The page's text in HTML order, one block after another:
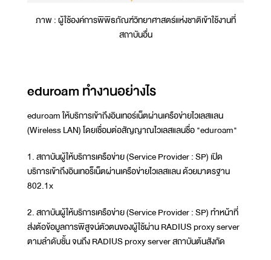
ภาพ : ผู้ใช้องค์การพิพิธภัณฑ์วิทยาศาสตร์แห่งชาติเข้าใช้งานที่
สถาบันอื่น
eduroam ทำงานอย่างไร
eduroam ให้บริการเข้าถึงอินเทอร์เน็ตผ่านเครือข่ายไวเลสแลน
(Wireless LAN) โดยเชื่อมต่อสัญญาณไวเลสแลนชื่อ "eduroam"
1. สถาบันผู้ให้บริการเครือข่าย (Service Provider : SP) เปิด
บริการเข้าถึงอินเทอร็เน็ตผ่านเครือข่ายไวเลสแลน ด้วยมาตรฐาน
802.1x
2. สถาบันผู้ให้บริการเครือข่าย (Service Provider : SP) ทำหน้าที่
ส่งต้อข้อมูลการพิสูจน์ตัวตนของผู้ใช้ผ่าน RADIUS proxy server
ตามลำดับชั้น จนถึง RADIUS proxy server สถาบันต้นสังกัด